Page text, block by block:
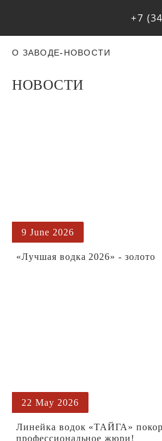
+7
О ЗАВОДЕ- НОВОСТИ
НОВОСТИ
9 June 2026
«Лучшая водка 2026» - золото
22 May 2026
Линейка водок «ТАЙГА»
профессиональное жюри!